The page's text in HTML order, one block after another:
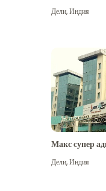
Дели,Индия
Макс супер
Дели,Индия